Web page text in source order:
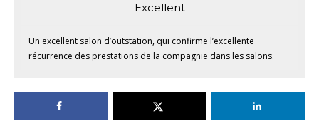
Excellent
Un excellent salon d’outstation, qui confirme l’excellente
récurrence des prestations de la compagnie dans les salons.